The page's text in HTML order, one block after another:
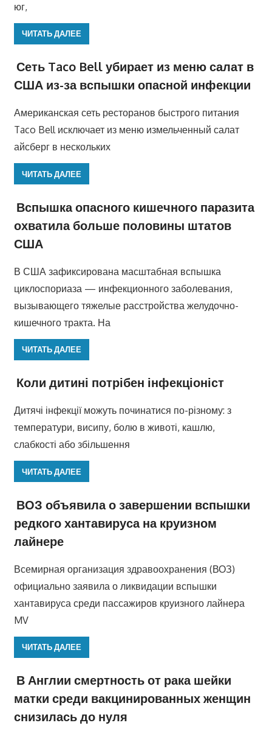
юг,
ЧИТАТЬ ДАЛЕЕ
Сеть Taco Bell убирает из меню салат в
США из-за вспышки опасной инфекции
Американская сеть ресторанов быстрого питания
Taco Bell исключает из меню измельченный салат
айсберг в нескольких
ЧИТАТЬ ДАЛЕЕ
Вспышка опасного кишечного паразита
охватила больше половины штатов
США
В США зафиксирована масштабная вспышка
циклоспориаза — инфекционного заболевания,
вызывающего тяжелые расстройства желудочно-
кишечного тракта. На
ЧИТАТЬ ДАЛЕЕ
Коли дитині потрібен інфекціоніст
Дитячі інфекції можуть починатися по-різному: з
температури, висипу, болю в животі, кашлю,
слабкості або збільшення
ЧИТАТЬ ДАЛЕЕ
ВОЗ объявила о завершении вспышки
редкого хантавируса на круизном
лайнере
Всемирная организация здравоохранения (ВОЗ)
официально заявила о ликвидации вспышки
хантавируса среди пассажиров круизного лайнера
MV
ЧИТАТЬ ДАЛЕЕ
В Англии смертность от рака шейки
матки среди вакцинированных женщин
снизилась до нуля